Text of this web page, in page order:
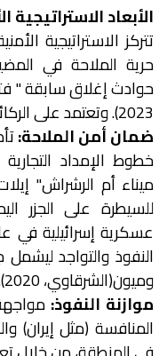
الأبعاد
تتركز الاستراتيجية
حرية الملاحة في
حوادث إغلاق سابقة "
2023). وتعتمد على الركائز الاستراتيجية الرئيسة التالية:
ضمان أمن الملاحة:
خطوط الإمداد
ميناء أم الرشراش"
للسيطرة على الجزر
النفوذ والتواجد
وميون(الشرقاوي، 2020).
موازنة النفوذ:
المنافسة (مثل إيران)